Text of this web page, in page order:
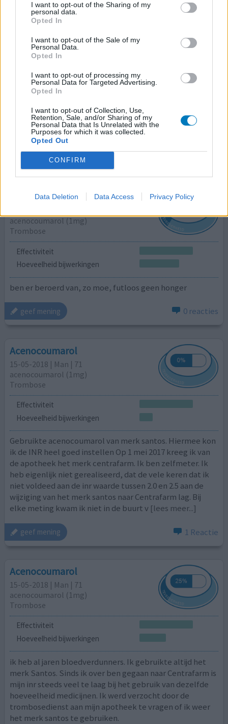
I want to opt-out of the Sharing of my
personal data.
Opted In
I want to opt-out of the Sale of my
Personal Data.
Opted In
I want to opt-out of processing my
Personal Data for Targeted Advertising.
Opted In
I want to opt-out of Collection, Use,
Retention, Sale, and/or Sharing of my
Personal Data that Is Unrelated with the
Purposes for which it was collected.
Opted Out
CONFIRM
Data Deletion Data Access Privacy Policy
Trombose
Hoeveelheid bijwerkingen
flauw te gaan vallen, toen kreeg ik acecounomarol, ook
doodmoe en suffig, vecht tegen de slaap, lusteloos, lig in
kalmerend medicijn, kan ook niet denkenvan,,..nu ga ik
wat doen, huisarts weet niet wat dit is,haren vallen wel
uit, misselijk, maar dat staat op de[lees meer...]
geef mening
Acenocoumarol
acenocoumarol (1mg)
Trombose
Effectiviteit
Hoeveelheid bijwerkingen
ben er beroerd van, zo moe, futloos geen honger
geef mening 0 reacties
Acenocoumarol
15-05-2018 | Man | 71
acenocoumarol (1mg)
Trombose
Effectiviteit
Hoeveelheid bijwerkingen
Gebruikte acenocoumarol van merk santos. Hiermee kon
ik de INR heel goed instellen Op 1 mei 2017 kreeg ik van
de apotheek het merk centrafarm. Ik ben zelfmeter. Ik
heb eigenlijk niet gerealiseerd, dat de vele keren dat ik
niet voldeed aan de inr waarde tussen 2.0 en 2.5 aan de
wijziging van het merk santos naar Centrafarm lag. Bij
elke meting kwam ik niet in de buurt v [lees meer...]
geef mening 1 Reactie
Acenocoumarol
15-05-2018 | Man | 71
acenocoumarol (1mg)
Trombose
Effectiviteit
Hoeveelheid bijwerkingen
ik heb al jaren bloedverdunners. Ik gebruikte altijd het
merk Santos. Sinds ik over ben gegaan naar Centrafarm is
mijn inr steeds veel te laag bij het gebruik van dezelfde
hoeveelheid medicijnen. Ik werd verzocht door de
trombosedienst aan mijn apotheek te vragen of ik weer
het merk santos te gebruiken.